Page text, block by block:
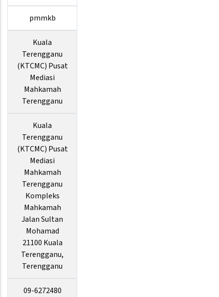
pmmkb
Kuala
Terengganu
(KTCMC) Pusat
Mediasi
Mahkamah
Terengganu
Kuala
Terengganu
(KTCMC) Pusat
Mediasi
Mahkamah
Terengganu
Kompleks
Mahkamah
Jalan Sultan
Mohamad
21100 Kuala
Terengganu,
Terengganu
09-6272480